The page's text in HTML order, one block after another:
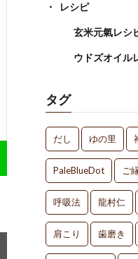
レシピ
玄米元氣レシ
ウドズオイル
タグ
だし ゆの里
PaleBlueDot ご
呼吸法 龍村仁
肩こり 歯磨き